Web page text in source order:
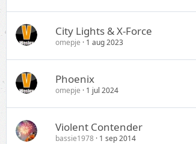
City Lights & X-Force
omepje 1 aug 2023
Phoenix
omepje 1 jul 2024
Violent Contender
bassie1978 1 sep 2014